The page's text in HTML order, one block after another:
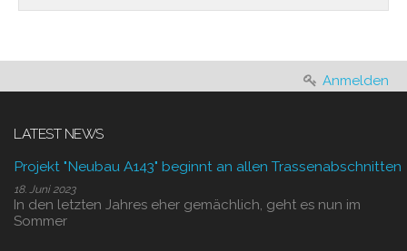
Anmelden
LATEST NEWS
Projekt "Neubau A143" beginnt an allen Trassenabschnitten
18. Juni 2023
In den letzten Jahres eher gemächlich, geht es nun im
Sommer